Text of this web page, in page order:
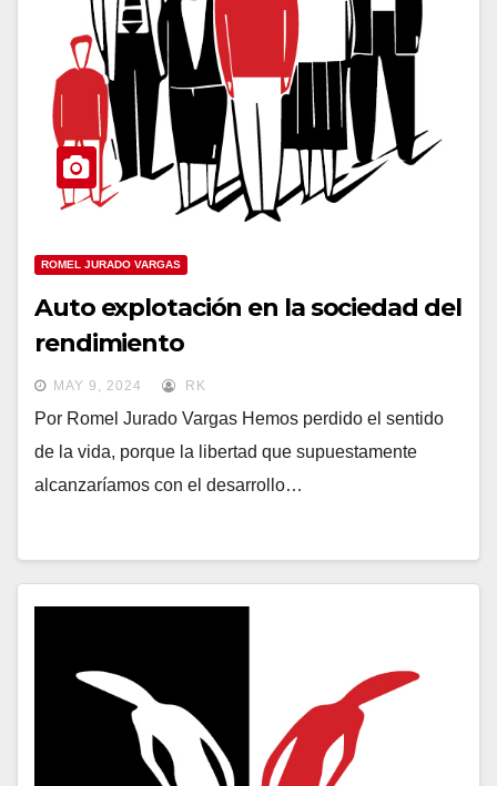
ROMEL JURADO VARGAS
Auto explotación en la sociedad del
rendimiento
MAY 9, 2024 RK
Por Romel Jurado Vargas Hemos perdido el sentido
de la vida, porque la libertad que supuestamente
alcanzaríamos con el desarrollo…